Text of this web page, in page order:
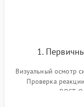
1.
Визуальный осмотр
Проверка
сигналов
локализации